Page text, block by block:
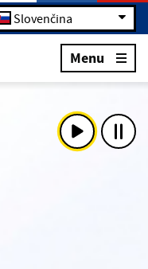
Slovenčina
Menu